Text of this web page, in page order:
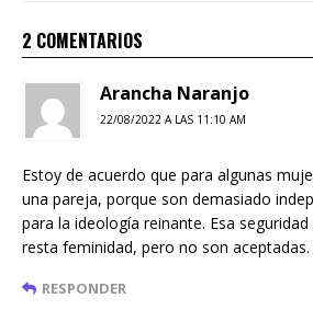
2 COMENTARIOS
Arancha Naranjo
22/08/2022 A LAS 11:10 AM
Estoy de acuerdo que para algunas
una pareja, porque son demasiado
para la ideología reinante. Esa
resta feminidad, pero no son aceptadas.
RESPONDER